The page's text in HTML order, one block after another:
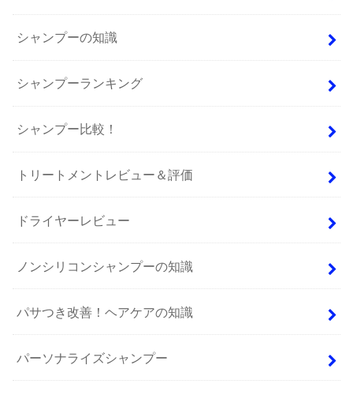
シャンプーの知識
シャンプーランキング
シャンプー比較！
トリートメントレビュー＆評価
ドライヤーレビュー
ノンシリコンシャンプーの知識
パサつき改善！ヘアケアの知識
パーソナライズシャンプー